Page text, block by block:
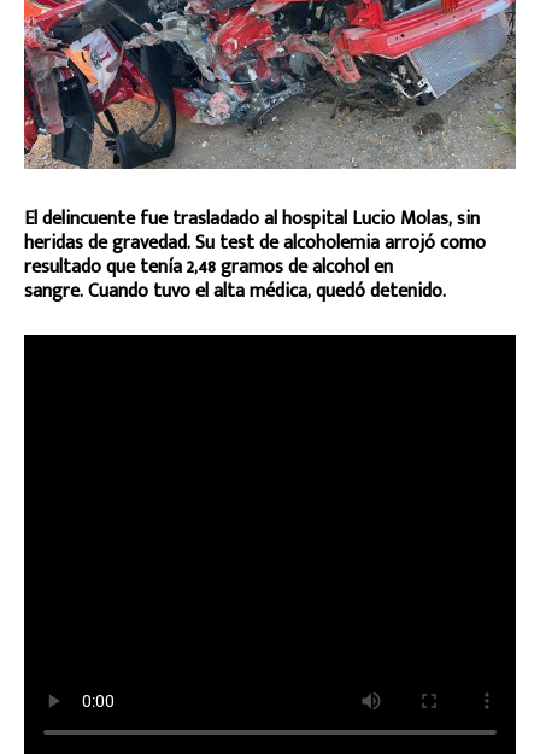
El delincuente fue trasladado al hospital Lucio Molas, sin
heridas de gravedad. Su test de alcoholemia arrojó como
resultado que tenía 2,48 gramos de alcohol en
sangre. Cuando tuvo el alta médica, quedó detenido.